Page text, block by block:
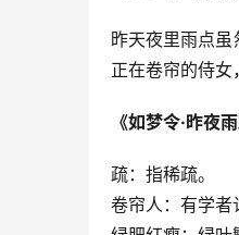
昨天夜里雨点
正在卷帘的侍女
《如梦令·昨夜
疏：指稀疏。
卷帘人：有学者